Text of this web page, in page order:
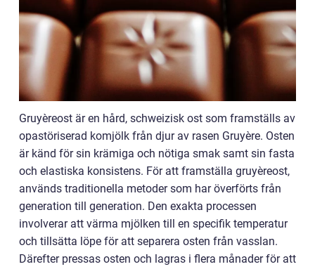
Gruyèreost är en hård, schweizisk ost som framställs av
opastöriserad komjölk från djur av rasen Gruyère. Osten
är känd för sin krämiga och nötiga smak samt sin fasta
och elastiska konsistens. För att framställa gruyèreost,
används traditionella metoder som har överförts från
generation till generation. Den exakta processen
involverar att värma mjölken till en specifik temperatur
och tillsätta löpe för att separera osten från vasslan.
Därefter pressas osten och lagras i flera månader för att